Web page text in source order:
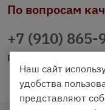
По вопросам
+7 (910) 865-
Наш сайт
удобства
представляют